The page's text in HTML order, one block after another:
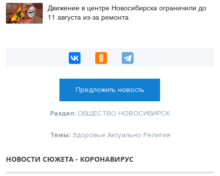
Движение в центре Новосибирска ограничили до
11 августа из-за ремонта
Предложить новость
Раздел: ОБЩЕСТВО НОВОСИБИРСК
Темы: Здоровье Актуально Религия
НОВОСТИ СЮЖЕТА - КОРОНАВИРУС